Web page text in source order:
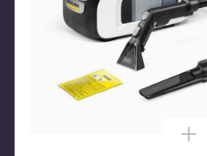
Tuoteturvallisuustiedot